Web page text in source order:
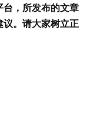
，所发布的文章
。请大家树立正